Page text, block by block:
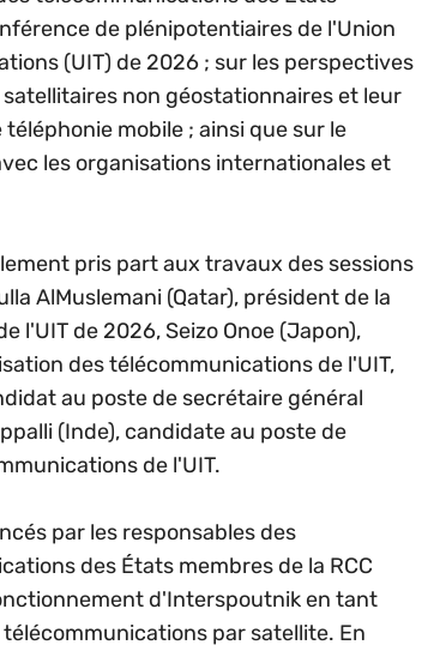
de plénipotentiaires de l'Union
(UIT) de 2026 ; sur les perspectives
non géostationnaires et leur
mobile ; ainsi que sur le
les organisations internationales et
pris part aux travaux des sessions
AlMuslemani (Qatar), président de la
l'UIT de 2026, Seizo Onoe (Japon),
des télécommunications de l'UIT,
au poste de secrétaire général
(Inde), candidate au poste de
de l'UIT.
par les responsables des
des États membres de la RCC
d'Interspoutnik en tant
par satellite. En